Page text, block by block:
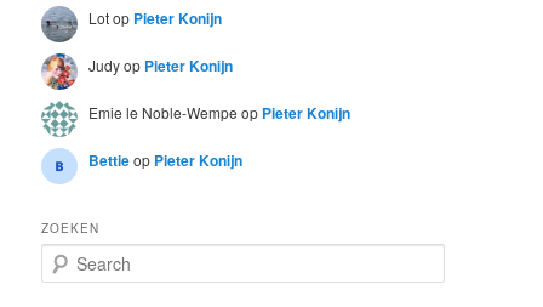
Lotop Pieter Konijn
Judyop Pieter Konijn
Emie le Noble-Wempe op Pieter Konijn
Bettieop Pieter Konijn
ZOEKEN
e